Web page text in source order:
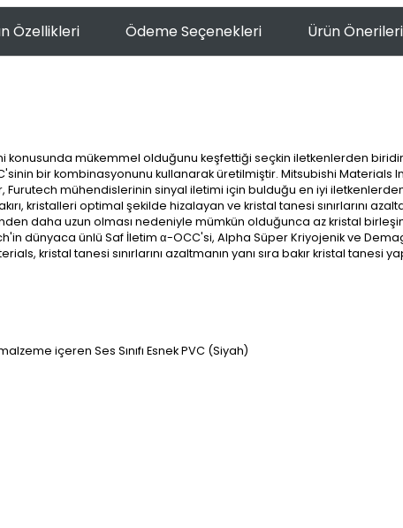
Özellikleri Ödeme Seçenekleri Ürün Önerileri
mükemmel olduğunu keşfettiği seçkin iletkenlerden
bir kombinasyonunu kullanarak üretilmiştir. Mitsubishi Materials
Furutech mühendislerinin sinyal iletimi için bulduğu en iyi iletkenlerden
kristalleri optimal şekilde hizalayan ve kristal tanesi sınırlarını
daha uzun olması nedeniyle mümkün olduğunca az kristal
dünyaca ünlü Saf İletim α-OCC'si, Alpha Süper Kriyojenik ve
kristal tanesi sınırlarını azaltmanın yanı sıra bakır kristal tanesi
içeren Ses Sınıfı Esnek PVC (Siyah)